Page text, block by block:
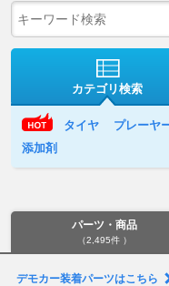
カテゴリ検索
タイヤ プレーヤ
添加剤
パーツ・商品
（2,495件 ）
デモカー装着パーツはこちら